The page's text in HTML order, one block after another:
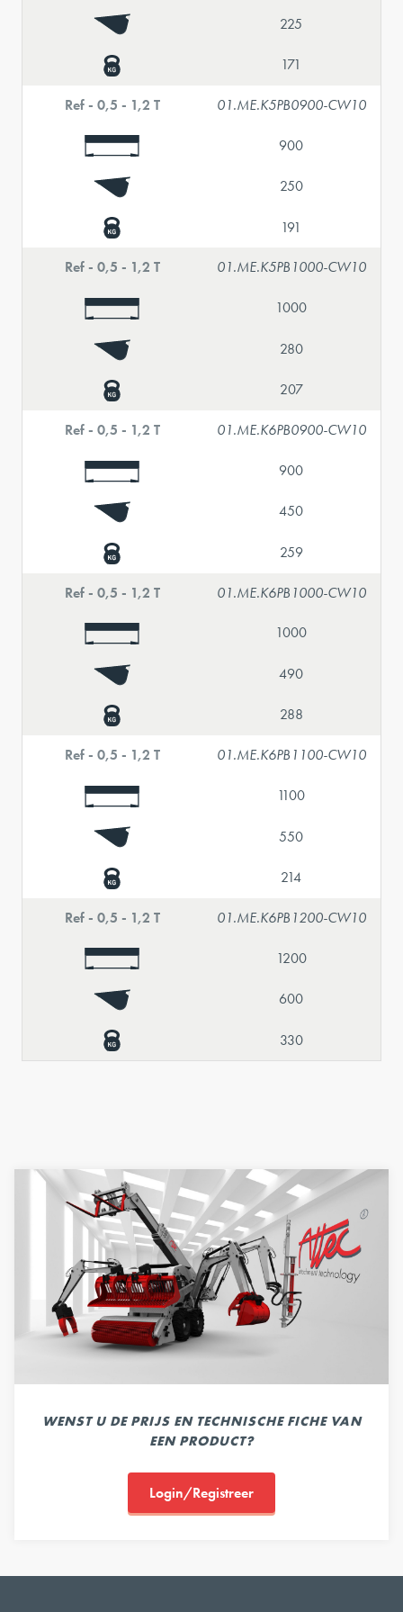
225
171
Ref - 0,5 - 1,2 T 01.ME.K5PB0900-CW10
900
250
191
Ref - 0,5 - 1,2 T 01.ME.K5PB1000-CW10
1000
280
207
Ref - 0,5 - 1,2 T 01.ME.K6PB0900-CW10
900
450
259
Ref - 0,5 - 1,2 T 01.ME.K6PB1000-CW10
1000
490
288
Ref - 0,5 - 1,2 T 01.ME.K6PB1100-CW10
1100
550
214
Ref - 0,5 - 1,2 T 01.ME.K6PB1200-CW10
1200
600
330
WENST U DE PRIJS EN TECHNISCHE FICHE VAN
EEN PRODUCT?
Login/Registreer